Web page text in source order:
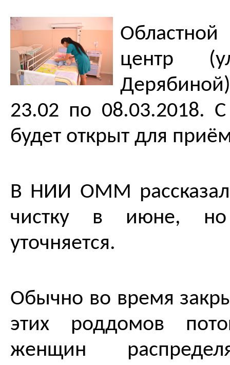
Областной
центр
23.02 по 08.03.2018.
будет открыт для
В НИИ ОММ
чистку в июне, но
уточняется.
Обычно во время
этих роддомов
женщин